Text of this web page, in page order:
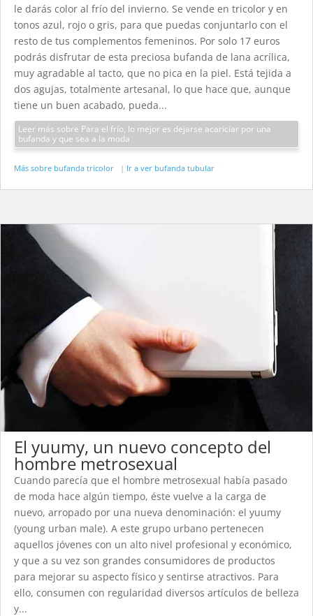
le darás color al frío del invierno. Se vende en tricolor y en
tonos azul, rojo o gris, para que puedas conjuntarlo con el
resto de tus complementos femeninos. Por solo 17 euros
podrás disfrutar de esta preciosa bufanda de lana acrílica,
muy agradable al tacto, que no pica en la piel. Está tejida a
dos agujas, totalmente artesanal, lo que hace que, aunque
tiene un buen acabado, pueda...
Leer más sobre Para el frío, lo mejor es dejarse acariciar por una
bufanda y que sea a la moda
Más sobre bufanda tricolor | Ir a ver bufanda tubular
El yuumy, un nuevo concepto del
hombre metrosexual
Cuando parecía que el hombre metrosexual había pasado
de moda hace algún tiempo, éste vuelve a la carga de
nuevo, arropado por una nueva denominación: el yuumy
(young urban male). A este grupo urbano pertenecen
aquellos jóvenes con un alto nivel profesional y económico,
y que a su vez son grandes consumidores de productos
para mejorar su aspecto físico y sentirse atractivos. Para
ello, consumen con regularidad diversos artículos de belleza
y...